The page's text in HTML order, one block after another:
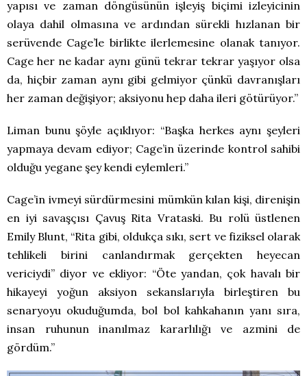
yapısı ve zaman döngüsünün işleyiş biçimi izleyicinin
olaya dahil olmasına ve ardından sürekli hızlanan bir
serüvende Cage’le birlikte ilerlemesine olanak tanıyor.
Cage her ne kadar aynı günü tekrar tekrar yaşıyor olsa
da, hiçbir zaman aynı gibi gelmiyor çünkü davranışları
her zaman değişiyor; aksiyonu hep daha ileri götürüyor.”
Liman bunu şöyle açıklıyor: “Başka herkes aynı şeyleri
yapmaya devam ediyor; Cage’in üzerinde kontrol sahibi
olduğu yegane şey kendi eylemleri.”
Cage’in ivmeyi sürdürmesini mümkün kılan kişi, direnişin
en iyi savaşçısı Çavuş Rita Vrataski. Bu rolü üstlenen
Emily Blunt, “Rita gibi, oldukça sıkı, sert ve fiziksel olarak
tehlikeli birini canlandırmak gerçekten heyecan
vericiydi” diyor ve ekliyor: “Öte yandan, çok havalı bir
hikayeyi yoğun aksiyon sekanslarıyla birleştiren bu
senaryoyu okuduğumda, bol bol kahkahanın yanı sıra,
insan ruhunun inanılmaz kararlılığı ve azmini de
gördüm.”